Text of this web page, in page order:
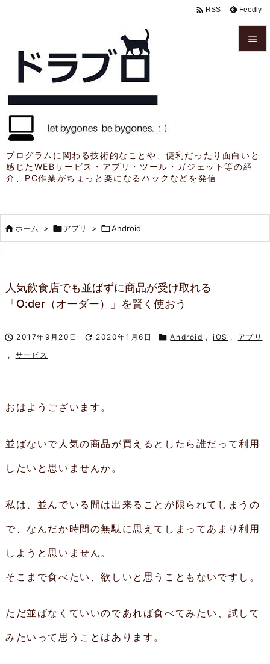
プログラムに関わる技術的なことや、便利だったり面白いと
感じたWEBサービス・アプリ・ツール・ガジェット等の紹
介、PC作業がちょっと楽になるハックなどを発信


次へ
 RSS Feedly
ホーム > アプリ > Android
人気飲食店でも並ばずに商品が受け取れる
「O:der（オーダー）」を賢く使おう
 2017年9月20日  2020年1月6日  Android , iOS ,
アプリ
,
サービス
おはようございます。
並ばないで人気の商品が買えるとしたら誰だって利用
したいと思いませんか。
私は、並んでいる間は出来ることが限られてしまうの
で、なんだか時間の無駄に思えてしまってあまり利用
しようと思いません。
そこまで食べたい、欲しいと思うこともないですし。
ただ並ばなくていいのであれば食べてみたい、試して
みたいって思うことはあります。